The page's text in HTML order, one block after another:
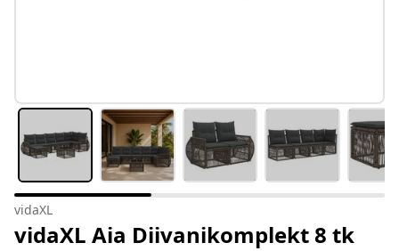
vidaXL
vidaXL Aia Diivanikomplekt 8 tk